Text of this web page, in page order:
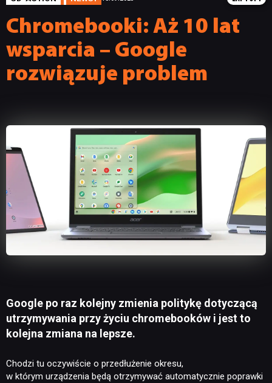
Chromebooki: Aż 10 lat
wsparcia – Google
rozwiązuje problem
Google po raz kolejny zmienia politykę dotyczącą
utrzymywania przy życiu chromebooków i jest to
kolejna zmiana na lepsze.
Chodzi tu oczywiście o przedłużenie okresu,
w którym urządzenia będą otrzymywać automatycznie poprawki